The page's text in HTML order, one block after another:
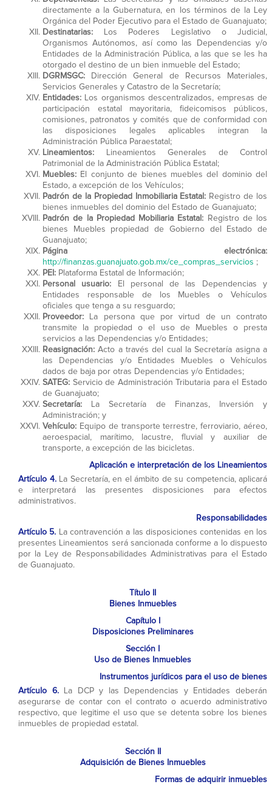
directamente a la Gubernatura, en los términos de la Ley
Orgánica del Poder Ejecutivo para el Estado de Guanajuato;
Destinatarias:
Los Poderes Legislativo o Judicial,
Organismos Autónomos, así como las Dependencias y/o
Entidades de la Administración Pública, a las que se les ha
otorgado el destino de un bien inmueble del Estado;
DGRMSGC:
Dirección General de Recursos Materiales,
Servicios Generales y Catastro de la Secretaría;
Entidades: Los organismos descentralizados, empresas de
participación estatal mayoritaria, fideicomisos públicos,
comisiones, patronatos y comités que de conformidad con
las disposiciones legales aplicables integran la
Administración Pública Paraestatal;
Lineamientos:
Lineamientos Generales de Control
Patrimonial de la Administración Pública Estatal;
Muebles: El conjunto de bienes muebles del dominio del
Estado, a excepción de los Vehículos;
Padrón de la Propiedad Inmobiliaria Estatal: Registro de los
bienes inmuebles del dominio del Estado de Guanajuato;
Padrón de la Propiedad Mobiliaria Estatal:
Registro de los
bienes Muebles propiedad de Gobierno del Estado de
Guanajuato;
Página electrónica:
http://finanzas.guanajuato.gob.mx/ce_compras_servicios ;
PEI: Plataforma Estatal de Información;
Personal usuario:
El personal de las Dependencias y
Entidades responsable de los Muebles o Vehículos
oficiales que tenga a su resguardo;
Proveedor:
La persona que por virtud de un contrato
transmite la propiedad o el uso de Muebles o presta
servicios a las Dependencias y/o Entidades;
Reasignación:Acto a través del cual la Secretaría asigna a
las Dependencias y/o Entidades Muebles o Vehículos
dados de baja por otras Dependencias y/o Entidades;
SATEG: Servicio de Administración Tributaria para el Estado
de Guanajuato;
Secretaría:
La Secretaría de Finanzas, Inversión y
Administración; y
Vehículo: Equipo de transporte terrestre, ferroviario, aéreo,
aeroespacial, marítimo, lacustre, fluvial y auxiliar de
transporte, a excepción de las bicicletas.
Aplicación e interpretación de los Lineamientos
Artículo 4. La Secretaría, en el ámbito de su competencia, aplicará
e interpretará las presentes disposiciones para efectos
administrativos.
Responsabilidades
Artículo 5. La contravención a las disposiciones contenidas en los
presentes Lineamientos será sancionada conforme a lo dispuesto
por la Ley de Responsabilidades Administrativas para el Estado
de Guanajuato.
Título II
Bienes Inmuebles
Capítulo I
Disposiciones Preliminares
Sección I
Uso de Bienes Inmuebles
Instrumentos jurídicos para el uso de bienes
Artículo 6.
La DCP y las Dependencias y Entidades deberán
asegurarse de contar con el contrato o acuerdo administrativo
respectivo, que legitime el uso que se detenta sobre los bienes
inmuebles de propiedad estatal.
Sección II
Adquisición de Bienes Inmuebles
Formas de adquirir inmuebles